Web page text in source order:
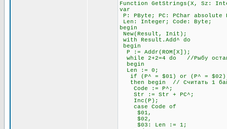
Function GetStrings(X, Sz:
var
P: PByte; PC: PChar absolute
Len: Integer; Code: Byte;
begin
New(Result, Init);
with Result.Add^ do
begin
P := Addr(ROM[X]);
while 2+2=4 do //Рыбу
begin
Len := 0;
if (P^ = $01) or (P^ = $02)
then begin // Считать 1
Code := P^;
Str := Str + PC^;
Inc(P);
case Code of
$01,
$02,
$03: Len := 1;